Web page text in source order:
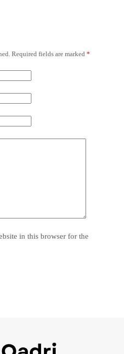
Required fields are marked *
in this browser for the